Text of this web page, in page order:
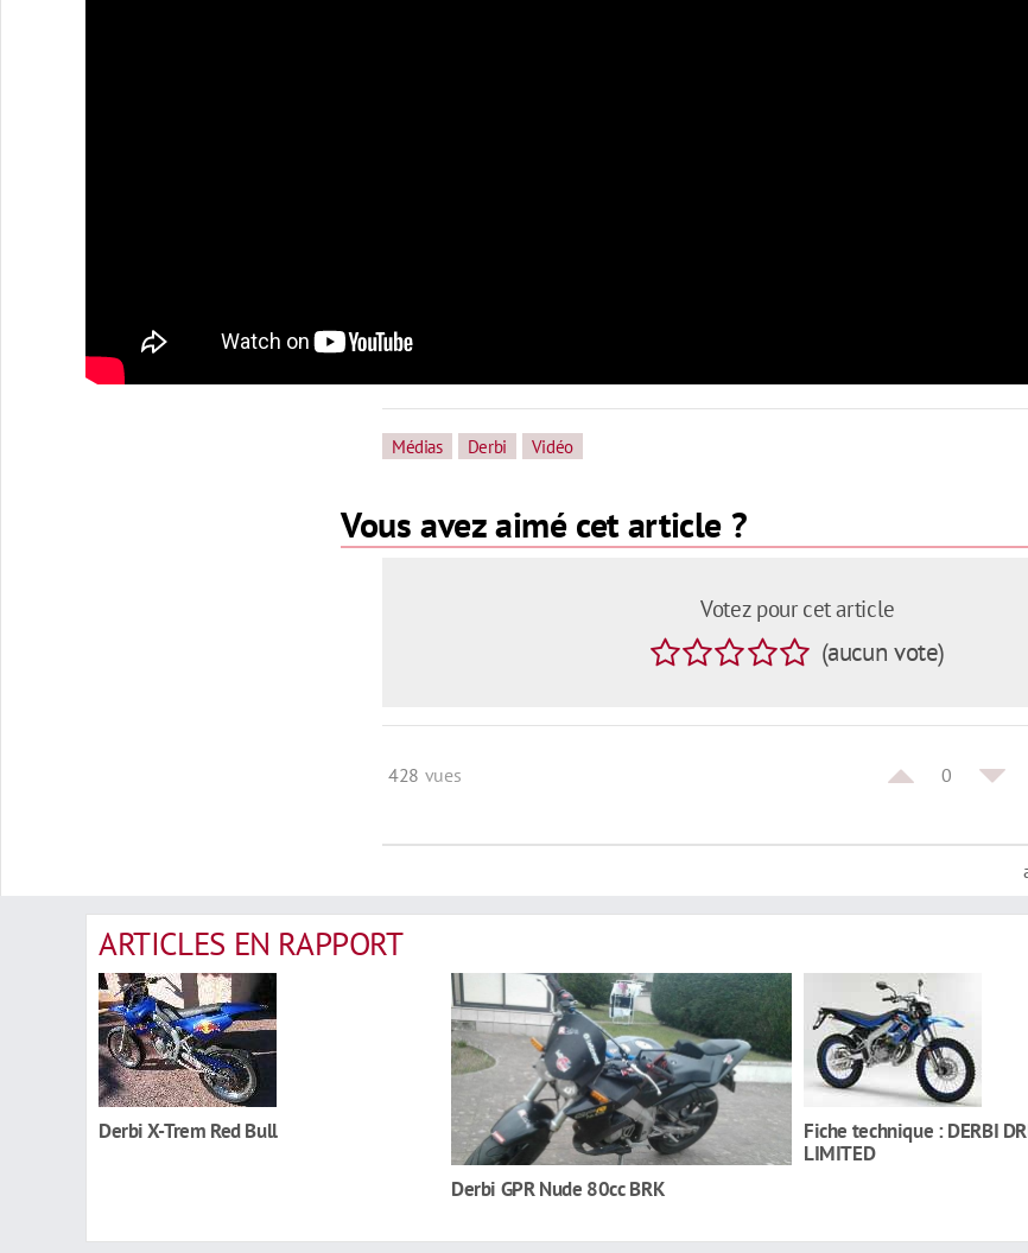
Médias Derbi Vidéo
Vous avez aimé cet article ?
Votez pour cet article
(aucun vote)
428 vues 0
ARTICLES EN RAPPORT
Derbi X-Trem Red Bull
Derbi GPR Nude 80cc BRK
Fiche technique : DERBI
LIMITED